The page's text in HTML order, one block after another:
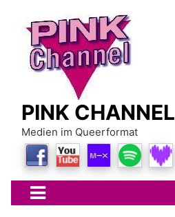
content
PINK CHANNEL
Medien im Queerformat